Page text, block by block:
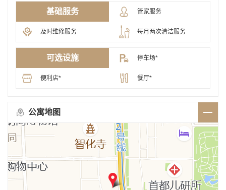
基础服务 管家服务
及时维修服务 每月两次清洁服务
可选设施 停车场*
便利店* 餐厅*
公寓地图